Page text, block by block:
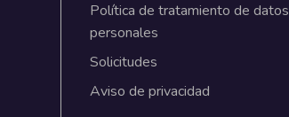
Política de tratamiento de datos
personales
Solicitudes
Aviso de privacidad